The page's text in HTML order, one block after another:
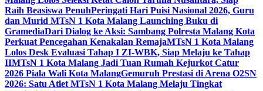
Raih Beasiswa PenuhPeringati Hari Puisi Nasional 2026, Guru
dan Murid MTsN 1 Kota Malang Launching Buku di
GramediaDari Dialog ke Aksi: Sambang Polresta Malang Kota
Perkuat Pencegahan Kenakalan RemajaMTsN 1 Kota Malang
Lolos Desk Evaluasi Tahap I ZI-WBK, Siap Melaju ke Tahap
IIMTsN 1 Kota Malang Jadi Tuan Rumah Kejurkot Catur
2026 Piala Wali Kota MalangGemuruh Prestasi di Arena O2SN
2026: Satu Atlet MTsN 1 Kota Malang Melaju Tingkat